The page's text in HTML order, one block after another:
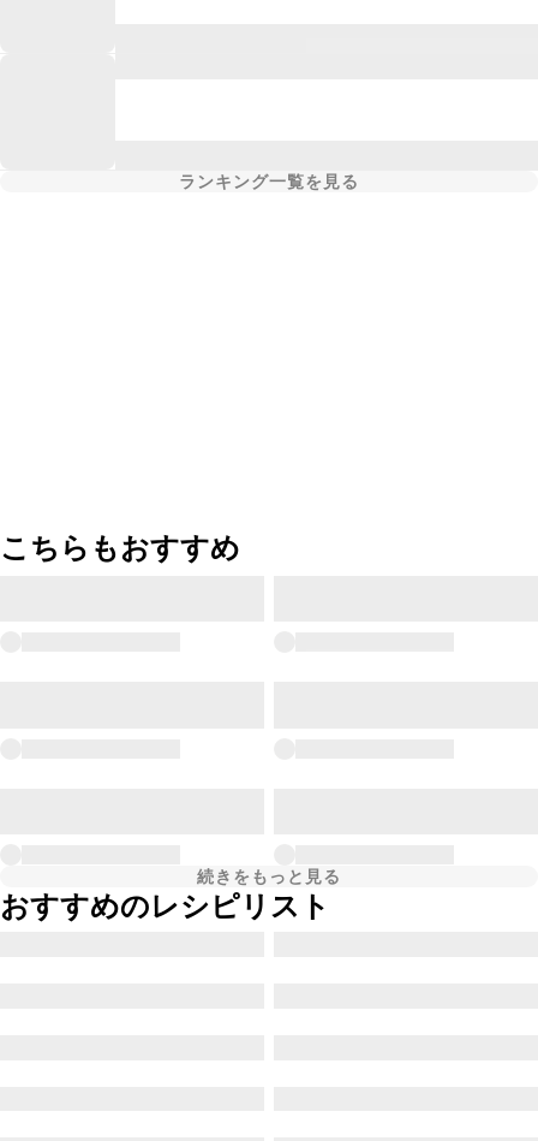
ランキング一覧を見る
こちらもおすすめ
続きをもっと見る
おすすめのレシピリスト